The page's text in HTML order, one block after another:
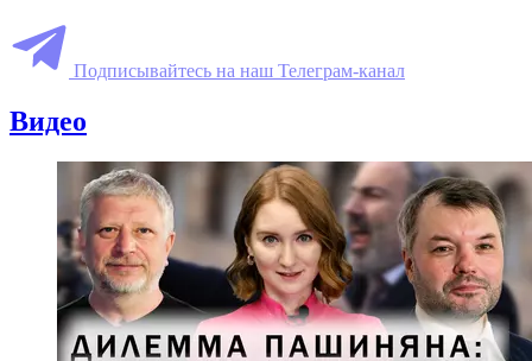
Подписывайтесь на наш Телеграм-канал
Видео